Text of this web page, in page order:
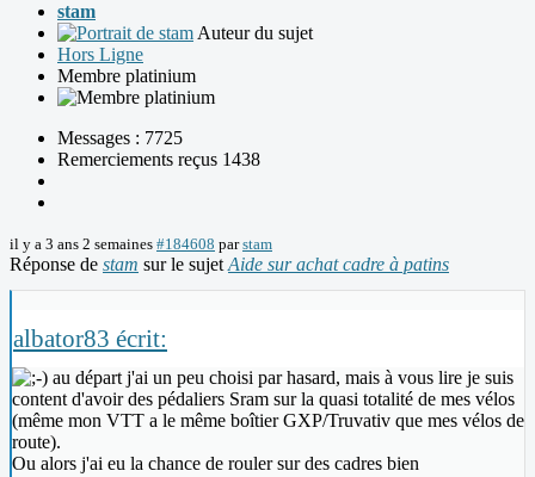
stam
Auteur du sujet
Hors Ligne
Membre platinium
Messages : 7725
Remerciements reçus 1438
il y a 3 ans 2 semaines #184608 parstam
Réponse de stam sur le sujet Aide sur achat cadre à patins
albator83 écrit:
au départ j'ai un peu choisi par hasard, mais à vous lire je suis
content d'avoir des pédaliers Sram sur la quasi totalité de mes vélos
(même mon VTT a le même boîtier GXP/Truvativ que mes vélos de
route).
Ou alors j'ai eu la chance de rouler sur des cadres bien